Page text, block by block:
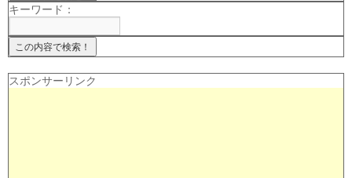
キーワード：
スポンサーリンク